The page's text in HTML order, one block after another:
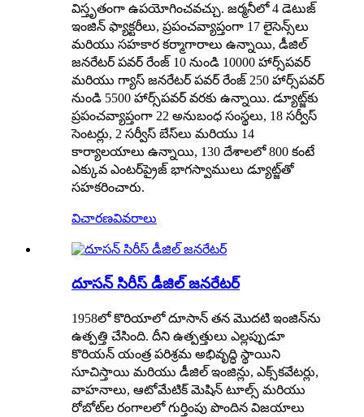
విస్తృతంగా ఉపయోగించవచ్చు. జర్మనీలో 4 డెటుజ్
ఇంజిన్ ఫ్యాక్టరీలు, ప్రపంచవ్యాప్తంగా 17 లైసెన్స్‌లు
మరియు సహకార కర్మాగారాలు ఉన్నాయి, డీజిల్
జనరేటర్ పవర్ రేంజ్ 10 నుండి 10000 హార్స్‌పవర్
మరియు గ్యాస్ జనరేటర్ పవర్ రేంజ్ 250 హార్స్‌పవర్
నుండి 5500 హార్స్‌పవర్ వరకు ఉన్నాయి. డ్యూట్జ్‌కు
ప్రపంచవ్యాప్తంగా 22 అనుబంధ సంస్థలు, 18 సర్వీస్
సెంటర్లు, 2 సర్వీస్ బేస్‌లు మరియు 14
కార్యాలయాలు ఉన్నాయి, 130 దేశాలలో 800 కంటే
ఎక్కువ ఎంటర్‌ప్రైజ్ భాగస్వాములు డ్యూట్జ్‌తో
సహకరించారు.
విచారణవివరాలు
దూసన్ సిరీస్ డీజిల్ జనరేటర్
1958లో కొరియాలో దూసాన్ తన మొదటి ఇంజిన్‌ను
ఉత్పత్తి చేసింది. దీని ఉత్పత్తులు ఎల్లప్పుడూ
కొరియన్ యంత్ర పరిశ్రమ అభివృద్ధి స్థాయిని
సూచిస్తాయి మరియు డీజిల్ ఇంజిన్లు, ఎక్స్‌కవేటర్లు,
వాహనాలు, ఆటోమేటిక్ మెషిన్ టూల్స్ మరియు
రోబోట్‌ల రంగాలలో గుర్తింపు పొందిన విజయాలు